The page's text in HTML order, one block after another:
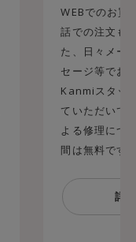
WEBでのお買
話での注文も
た、日々メー
セージ等でお
Kanmiスタッ
ていただいて
よる修理につ
間は無料です